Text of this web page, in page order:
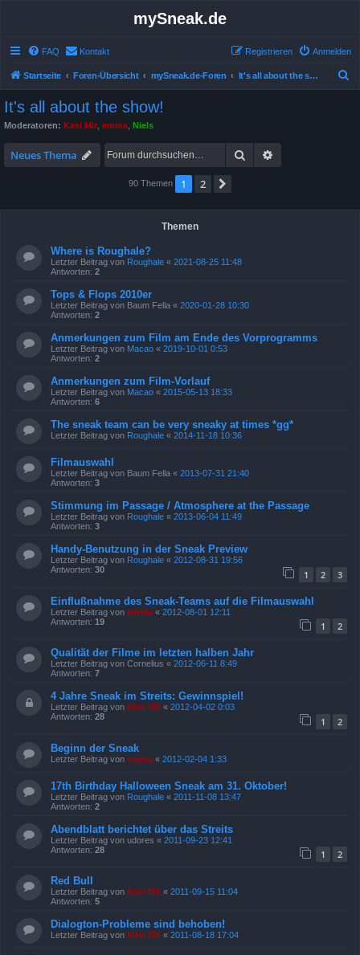
mySneak.de
FAQ Kontakt Anmelden
Registrieren
Startseite Foren-Übersicht mySneak.de-Foren It's all about the show!
It's all about the show!
Moderatoren: Kasi Mir emma Niels
Neues Thema Suche
90 Themen 1 2
Themen
Where is Roughale?
Letzter Beitrag von Roughale « 2021-08-25 11:48
Antworten: 2
Tops & Flops 2010er
Letzter Beitrag von Baum Fella « 2020-01-28 10:30
Antworten: 2
Anmerkungen zum Film am Ende des Vorprogramms
Letzter Beitrag von Macao « 2019-10-01 0:53
Antworten: 2
Anmerkungen zum Film-Vorlauf
Letzter Beitrag von Macao « 2015-05-13 18:33
Antworten: 6
The sneak team can be very sneaky at times *gg*
Letzter Beitrag von Roughale « 2014-11-18 10:36
Filmauswahl
Letzter Beitrag von Baum Fella « 2013-07-31 21:40
Antworten: 3
Stimmung im Passage / Atmosphere at the Passage
Letzter Beitrag von Roughale « 2013-06-04 11:49
Antworten: 3
Handy-Benutzung in der Sneak Preview
Letzter Beitrag von Roughale « 2012-08-31 19:56
Antworten: 30 1 2 3
Einflußnahme des Sneak-Teams auf die Filmauswahl
Letzter Beitrag von emma « 2012-08-01 12:11
Antworten: 19 1 2
Qualität der Filme im letzten halben Jahr
Letzter Beitrag von Cornelius « 2012-06-11 8:49
Antworten: 7
4 Jahre Sneak im Streits: Gewinnspiel!
Letzter Beitrag von Kasi Mir « 2012-04-02 0:03
Antworten: 28 1 2
Beginn der Sneak
Letzter Beitrag von emma « 2012-02-04 1:33
17th Birthday Halloween Sneak am 31. Oktober!
Letzter Beitrag von Roughale « 2011-11-08 13:47
Antworten: 2
Abendblatt berichtet über das Streits
Letzter Beitrag von udores « 2011-09-23 12:41
Antworten: 28 1 2
Red Bull
Letzter Beitrag von Kasi Mir « 2011-09-15 11:04
Antworten: 5
Dialogton-Probleme sind behoben!
Letzter Beitrag von Kasi Mir « 2011-08-18 17:04